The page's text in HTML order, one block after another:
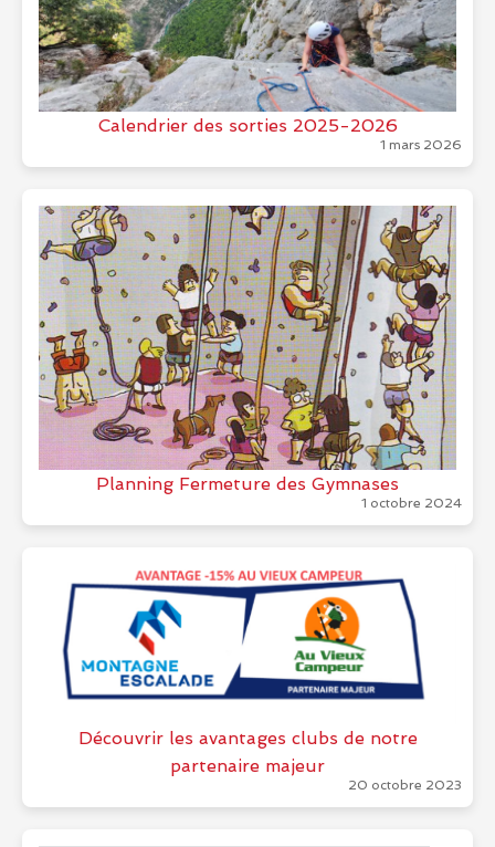
Calendrier des sorties 2025-2026
1 mars 2026
Planning Fermeture des Gymnases
1 octobre 2024
Découvrir les avantages clubs de notre
partenaire majeur
20 octobre 2023